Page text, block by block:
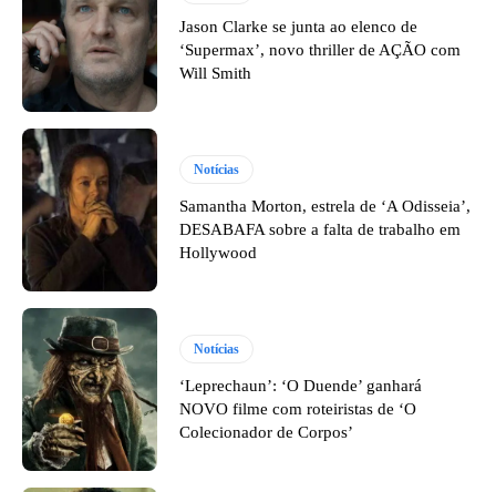
Jason Clarke se junta ao elenco de
‘Supermax’, novo thriller de AÇÃO com
Will Smith
Notícias
Samantha Morton, estrela de ‘A Odisseia’,
DESABAFA sobre a falta de trabalho em
Hollywood
Notícias
‘Leprechaun’: ‘O Duende’ ganhará
NOVO filme com roteiristas de ‘O
Colecionador de Corpos’